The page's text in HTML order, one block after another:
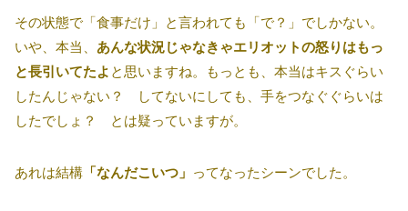
その状態で「食事だけ」と言われても「で？」でしかない。
いや、本当、 あんな状況じゃなきゃエリオットの怒りはもっ
と長引いてたよ と思いますね。もっとも、本当はキスぐらい
したんじゃない？ してないにしても、手をつなぐぐらいは
したでしょ？ とは疑っていますが。
あれは結構 「なんだこいつ」 ってなったシーンでした。